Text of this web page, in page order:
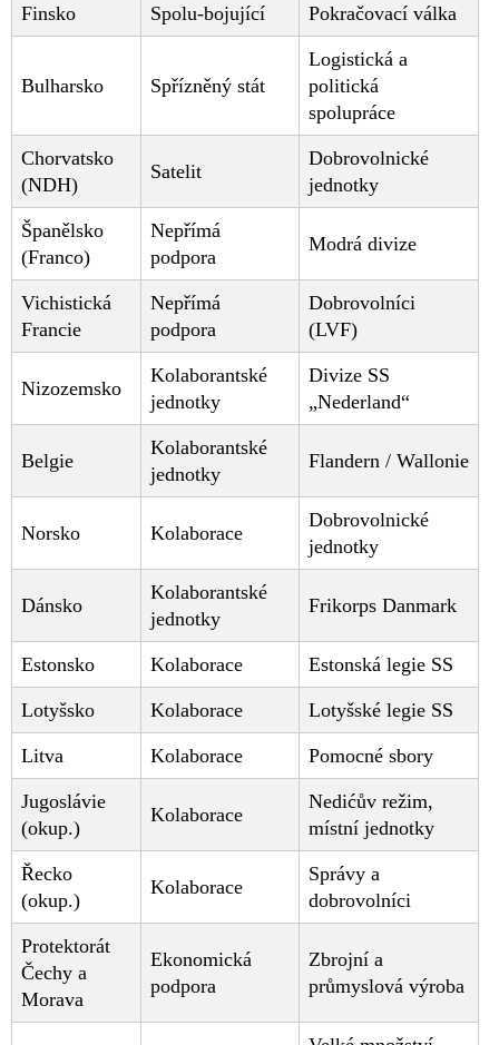
Finsko Spolu-bojující Pokračovací válka
Bulharsko Spřízněný stát
Logistická a
politická
spolupráce
Chorvatsko
(NDH)
Satelit
Dobrovolnické
jednotky
Španělsko
(Franco)
Nepřímá
podpora
Modrá divize
Vichistická
Francie
Nepřímá
podpora
Dobrovolníci
(LVF)
Nizozemsko
Kolaborantské
jednotky
Divize SS
„Nederland“
Belgie
Kolaborantské
jednotky
Flandern / Wallonie
Norsko Kolaborace
Dobrovolnické
jednotky
Dánsko
Kolaborantské
jednotky
Frikorps Danmark
Estonsko Kolaborace Estonská legie SS
Lotyšsko Kolaborace Lotyšské legie SS
Litva Kolaborace Pomocné sbory
Jugoslávie
(okup.)
Kolaborace
Nedićův režim,
místní jednotky
Řecko
(okup.)
Kolaborace
Správy a
dobrovolníci
Protektorát
Čechy a
Morava
Ekonomická
podpora
Zbrojní a
průmyslová výroba